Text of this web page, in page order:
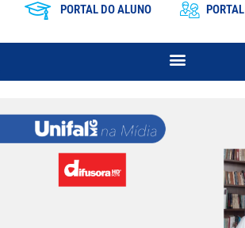
PORTAL DO ALUNO